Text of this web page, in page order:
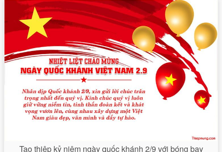
Tạo thiệp kỷ niệm ngày quốc khánh 2/9 với bóng bay